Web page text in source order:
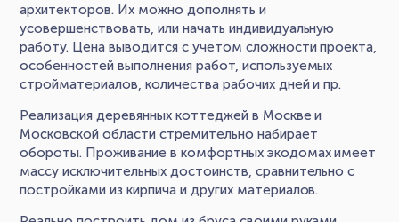
архитекторов. Их можно дополнять и
усовершенствовать, или начать индивидуальную
работу. Цена выводится с учетом сложности проекта,
особенностей выполнения работ, используемых
стройматериалов, количества рабочих дней и пр.
Реализация деревянных коттеджей в Москве и
Московской области стремительно набирает
обороты. Проживание в комфортных экодомах имеет
массу исключительных достоинств, сравнительно с
постройками из кирпича и других материалов.